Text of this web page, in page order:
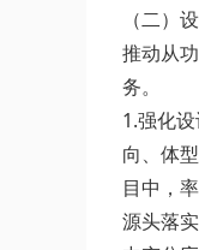
（二）
推动从
务。
1.强化
向、体
目中，
源头落